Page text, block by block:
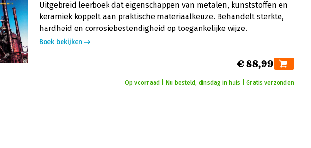
Uitgebreid leerboek dat eigenschappen van metalen, kunststoffen en
keramiek koppelt aan praktische materiaalkeuze. Behandelt sterkte,
hardheid en corrosiebestendigheid op toegankelijke wijze.
Boek bekijken
€ 88,99
Op voorraad | Nu besteld, dinsdag in huis | Gratis verzonden